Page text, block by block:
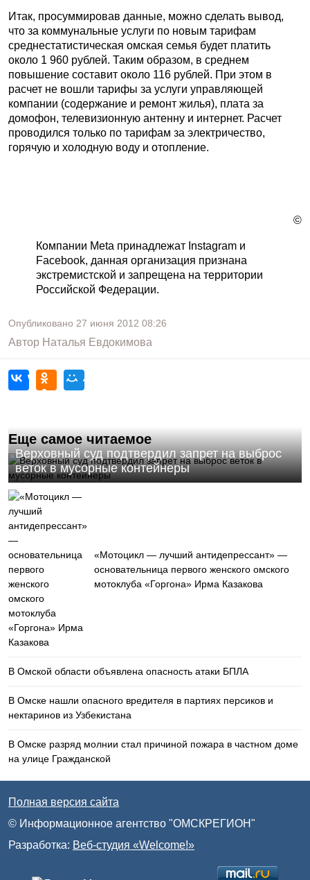
Итак, просуммировав данные, можно сделать вывод,
что за коммунальные услуги по новым тарифам
среднестатистическая омская семья будет платить
около 1 960 рублей. Таким образом, в среднем
повышение составит около 116 рублей. При этом в
расчет не вошли тарифы за услуги управляющей
компании (содержание и ремонт жилья), плата за
домофон, телевизионную антенну и интернет. Расчет
проводился только по тарифам за электричество,
горячую и холодную воду и отопление.
©
Компании Meta принадлежат Instagram и
Facebook, данная организация признана
экстремистской и запрещена на территории
Российской Федерации.
Опубликовано 27 июня 2012 08:26
Автор Наталья Евдокимова
Еще самое читаемое
Верховный суд подтвердил запрет на выброс
веток в мусорные контейнеры
«Мотоцикл — лучший антидепрессант» —
основательница первого женского омского
мотоклуба «Горгона» Ирма Казакова
В Омской области объявлена опасность атаки БПЛА
В Омске нашли опасного вредителя в партиях персиков и
нектаринов из Узбекистана
В Омске разряд молнии стал причиной пожара в частном доме
на улице Гражданской
Полная версия сайта
© Информационное агентство "ОМСКРЕГИОН"
Разработка: Веб-студия «Welcome!»